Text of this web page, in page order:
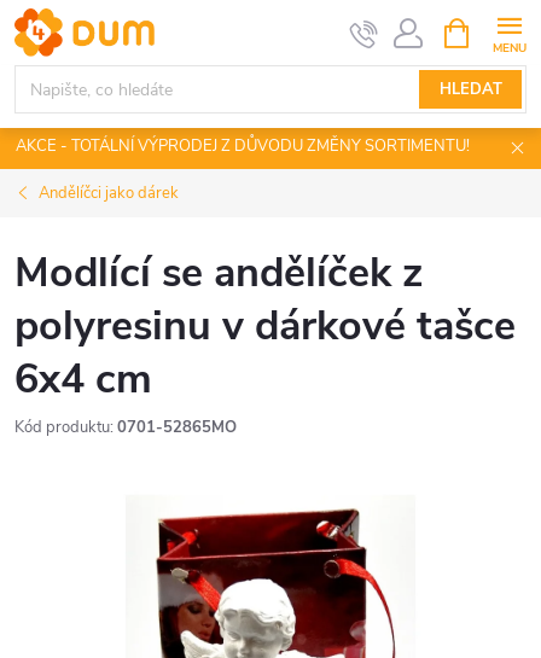
Přejít
na
obsah
HLEDAT
NÁKUPNÍ
KOŠÍK
AKCE - TOTÁLNÍ VÝPRODEJ Z DŮVODU ZMĚNY SORTIMENTU!
Andělíčci jako dárek
Modlící se andělíček z
polyresinu v dárkové tašce
6x4 cm
Kód produktu: 0701-52865MO